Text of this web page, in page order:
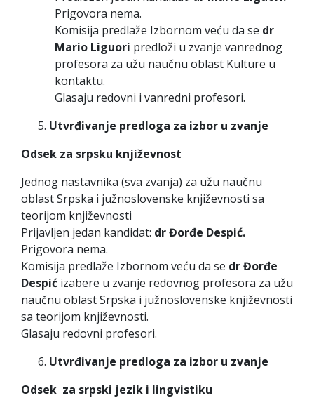
Prigovora nema.
Komisija predlaže Izbornom veću da se dr
Mario Liguori predloži u zvanje vanrednog
profesora za užu naučnu oblast Kulture u
kontaktu.
Glasaju redovni i vanredni profesori.
Utvrđivanje predloga za izbor u zvanje
Odsek za srpsku književnost
Jednog nastavnika (sva zvanja) za užu naučnu
oblast Srpska i južnoslovenske književnosti sa
teorijom književnosti
Prijavljen jedan kandidat: dr Đorđe Despić.
Prigovora nema.
Komisija predlaže Izbornom veću da se dr Đorđe
Despić izabere u zvanje redovnog profesora za užu
naučnu oblast Srpska i južnoslovenske književnosti
sa teorijom književnosti.
Glasaju redovni profesori.
Utvrđivanje predloga za izbor u zvanje
Odsek za srpski jezik i lingvistiku